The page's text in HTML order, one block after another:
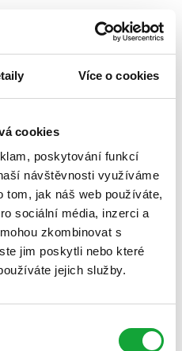
Více o cookies
cookies
poskytování funkcí
návštěvnosti využíváme
tom, jak náš web používáte,
sociální média, inzerci a
zkombinovat s
jim poskytli nebo které
jejich služby.